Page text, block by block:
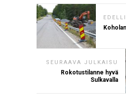
SEURAAVA JULKAISU
Rokotustilanne hyvä
Sulkavalla